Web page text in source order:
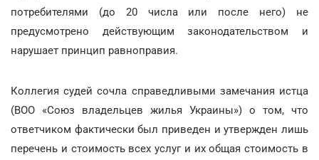
потребителями (до 20 числа или после него) не
предусмотрено действующим законодательством и
нарушает принцип равноправия.
Коллегия судей сочла справедливыми замечания истца
(ВОО «Союз владельцев жилья Украины») о том, что
ответчиком фактически был приведен и утвержден лишь
перечень и стоимость всех услуг и их общая стоимость в